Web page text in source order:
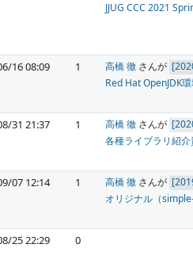
JJUG CCC 2021
16 08:09 1 高橋 徹 さんが
Red Hat OpenJDK
31 21:37 1 高橋 徹 さんが
各種ライブラリ紹介
07 12:14 1 高橋 徹 さんが
オリジナル（
25 22:29 0